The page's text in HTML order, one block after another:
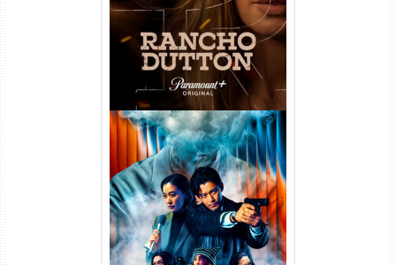
Vapor Humano 1ª Temporada
Torrent (2026) WEB-DL 1080p
Dual Áudio